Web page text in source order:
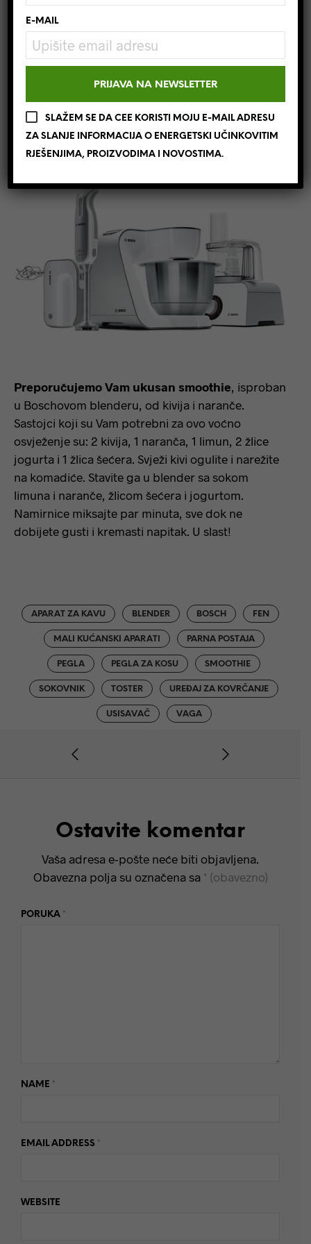
iz Boschovog aparata, ispecite dvopek u
kvalitetnom i estetski privlačnom
pomoć
dan možete
zasladiti domaćim shakeom od vanilije ili zdravim
svježe iscijeđenim sokom.
Preporučujemo Vam ukusan smoothie, isproban
u Boschovom blenderu, od kivija i naranče.
Sastojci koji su Vam potrebni za ovo voćno
osvježenje su: 2 kivija, 1 naranča, 1 limun, 2 žlice
jogurta i 1 žlica šećera. Svježi kivi ogulite i narežite
na komadiće. Stavite ga u blender sa sokom
limuna i naranče, žlicom šećera i jogurtom.
Namirnice miksajte par minuta, sve dok ne
dobijete gusti i kremasti napitak. U slast!
APARAT ZA KAVU BLENDER BOSCH FEN
MALI KUĆANSKI APARATI PARNA POSTAJA
PEGLA PEGLA ZA KOSU SMOOTHIE
SOKOVNIK TOSTER UREĐAJ ZA KOVRČANJE
USISAVAČ VAGA
Ostavite komentar
Vaša adresa e-pošte neće biti objavljena.
Obavezna polja su označena sa * (obavezno)
PORUKA *
NAME *
EMAIL ADDRESS *
WEBSITE
E-MAIL
SLAŽEM SE DA CEE KORISTI MOJU E-MAIL ADRESU
ZA SLANJE INFORMACIJA O ENERGETSKI UČINKOVITIM
RJEŠENJIMA, PROIZVODIMA I NOVOSTIMA.